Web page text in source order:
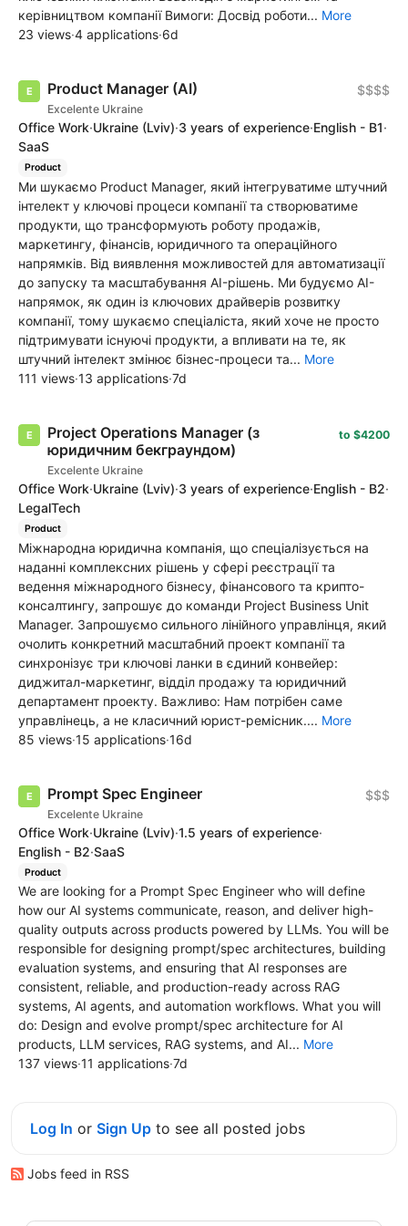
керівництвом компанії Вимоги: Досвід роботи... More
23 views·4 applications·6d
Product Manager (AI)
Excelente Ukraine
$$$$
Office Work·Ukraine (Lviv)·3 years of experience·English - B1·
SaaS
Product
Ми шукаємо Product Manager, який інтегруватиме штучний
інтелект у ключові процеси компанії та створюватиме
продукти, що трансформують роботу продажів,
маркетингу, фінансів, юридичного та операційного
напрямків. Від виявлення можливостей для автоматизації
до запуску та масштабування AI-рішень. Ми будуємо AI-
напрямок, як один із ключових драйверів розвитку
компанії, тому шукаємо спеціаліста, який хоче не просто
підтримувати існуючі продукти, а впливати на те, як
штучний інтелект змінює бізнес-процеси та... More
111 views·13 applications·7d
Project Operations Manager (з
юридичним бекграундом)
Excelente Ukraine
to $4200
Office Work·Ukraine (Lviv)·3 years of experience·English - B2·
LegalTech
Product
Міжнародна юридична компанія, що спеціалізується на
наданні комплексних рішень у сфері реєстрації та
ведення міжнародного бізнесу, фінансового та крипто-
консалтингу, запрошує до команди Project Business Unit
Manager. Запрошуємо сильного лінійного управлінця, який
очолить конкретний масштабний проект компанії та
синхронізує три ключові ланки в єдиний конвейер:
диджитал-маркетинг, відділ продажу та юридичний
департамент проекту. Важливо: Нам потрібен саме
управлінець, а не класичний юрист-ремісник.... More
85 views·15 applications·16d
Prompt Spec Engineer
Excelente Ukraine
$$$
Office Work·Ukraine (Lviv)·1.5 years of experience·
English - B2·SaaS
Product
We are looking for a Prompt Spec Engineer who will define
how our AI systems communicate, reason, and deliver high-
quality outputs across products powered by LLMs. You will be
responsible for designing prompt/spec architectures, building
evaluation systems, and ensuring that AI responses are
consistent, reliable, and production-ready across RAG
systems, AI agents, and automation workflows. What you will
do: Design and evolve prompt/spec architecture for AI
products, LLM services, RAG systems, and AI... More
137 views·11 applications·7d
Log In or Sign Up to see all posted jobs
Jobs feed in RSS